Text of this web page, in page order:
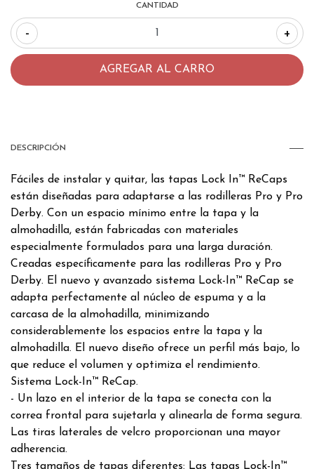
CANTIDAD
- +
DESCRIPCIÓN
Fáciles de instalar y quitar, las tapas Lock In™ ReCaps
están diseñadas para adaptarse a las rodilleras Pro y Pro
Derby. Con un espacio mínimo entre la tapa y la
almohadilla, están fabricadas con materiales
especialmente formulados para una larga duración.
Creadas específicamente para las rodilleras Pro y Pro
Derby. El nuevo y avanzado sistema Lock-In™ ReCap se
adapta perfectamente al núcleo de espuma y a la
carcasa de la almohadilla, minimizando
considerablemente los espacios entre la tapa y la
almohadilla. El nuevo diseño ofrece un perfil más bajo, lo
que reduce el volumen y optimiza el rendimiento.
Sistema Lock-In™ ReCap.
- Un lazo en el interior de la tapa se conecta con la
correa frontal para sujetarla y alinearla de forma segura.
Las tiras laterales de velcro proporcionan una mayor
adherencia.
Tres tamaños de tapas diferentes: Las tapas Lock-In™